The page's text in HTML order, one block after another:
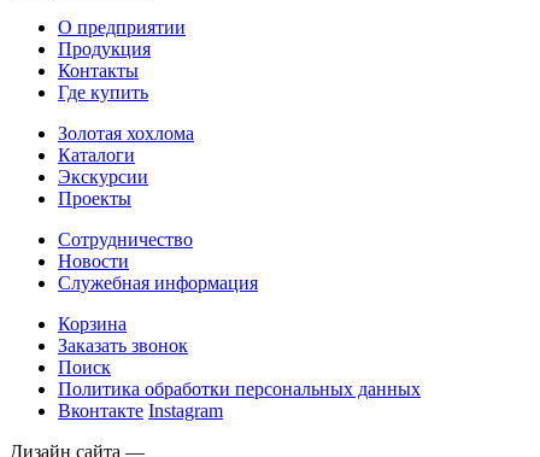
О предприятии
Продукция
Контакты
Где купить
Золотая хохлома
Каталоги
Экскурсии
Проекты
Сотрудничество
Новости
Служебная информация
Корзина
Заказать звонок
Поиск
Политика обработки персональных данных
Вконтакте Instagram
Дизайн сайта —